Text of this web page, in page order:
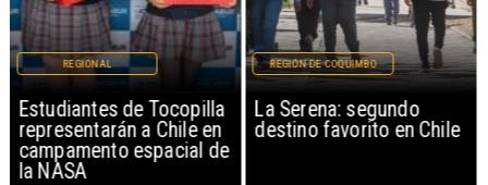
Estudiantes de Tocopilla
representarán a Chile en
campamento espacial de
la NASA
REGIONAL
La Serena: segundo
destino favorito en Chile
REGIÓN DE COQUIMBO